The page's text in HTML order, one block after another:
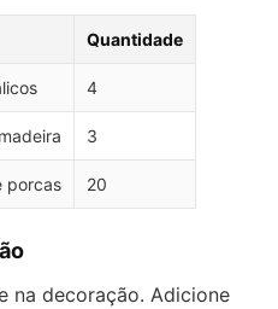
Quantidade
4
3
porcas 20
na decoração. Adicione